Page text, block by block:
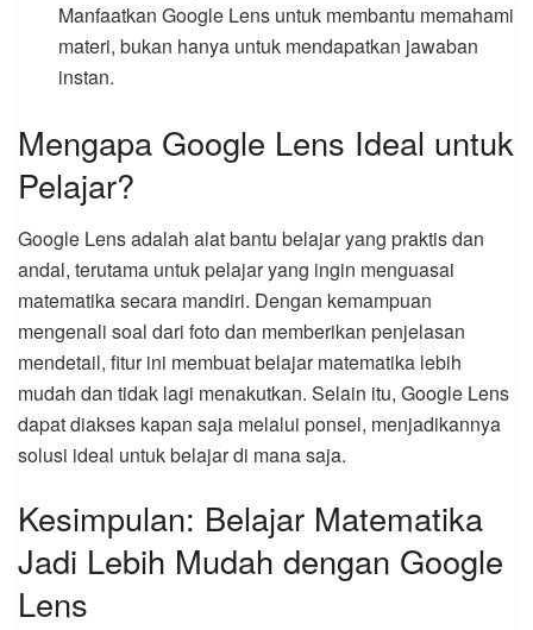
Manfaatkan Google Lens untuk membantu memahami
materi, bukan hanya untuk mendapatkan jawaban
instan.
Mengapa Google Lens Ideal untuk
Pelajar?
Google Lens adalah alat bantu belajar yang praktis dan
andal, terutama untuk pelajar yang ingin menguasai
matematika secara mandiri. Dengan kemampuan
mengenali soal dari foto dan memberikan penjelasan
mendetail, fitur ini membuat belajar matematika lebih
mudah dan tidak lagi menakutkan. Selain itu, Google Lens
dapat diakses kapan saja melalui ponsel, menjadikannya
solusi ideal untuk belajar di mana saja.
Kesimpulan: Belajar Matematika
Jadi Lebih Mudah dengan Google
Lens